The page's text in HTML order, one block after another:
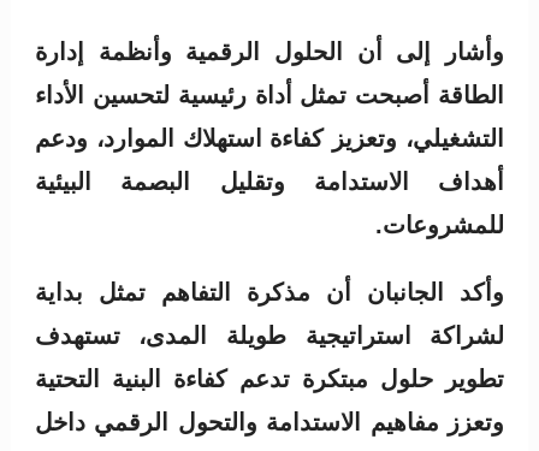
وأشار إلى أن الحلول الرقمية وأنظمة إدارة
الطاقة أصبحت تمثل أداة رئيسية لتحسين الأداء
التشغيلي، وتعزيز كفاءة استهلاك الموارد، ودعم
أهداف الاستدامة وتقليل البصمة البيئية
للمشروعات.
وأكد الجانبان أن مذكرة التفاهم تمثل بداية
لشراكة استراتيجية طويلة المدى، تستهدف
تطوير حلول مبتكرة تدعم كفاءة البنية التحتية
وتعزز مفاهيم الاستدامة والتحول الرقمي داخل